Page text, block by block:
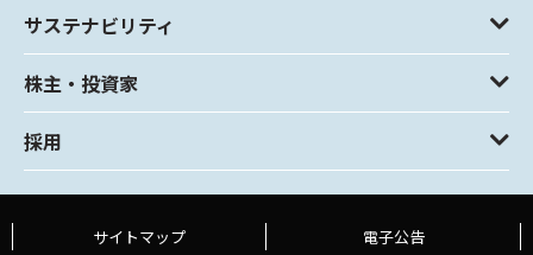
サステナビリティ
株主・投資家
採用
サイトマップ 電子公告